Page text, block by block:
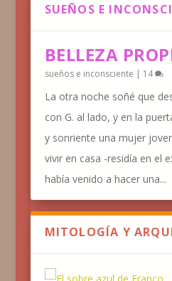
SUEÑOS E
BELLEZA
sueños e inconsciente | 14
La otra noche soñé que
con G. al lado, y en la
y sonriente una mujer
vivir en casa -residía en el
había venido a hacer una...
MITOLOGÍA Y